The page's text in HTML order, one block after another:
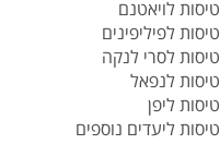
טיסות לויאטנם
טיסות לפיליפינים
טיסות לסרי לנקה
טיסות לנפאל
טיסות ליפן
טיסות ליעדים נוספים